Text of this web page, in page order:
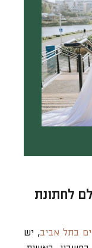
לחתונת
בתל אביב, יש